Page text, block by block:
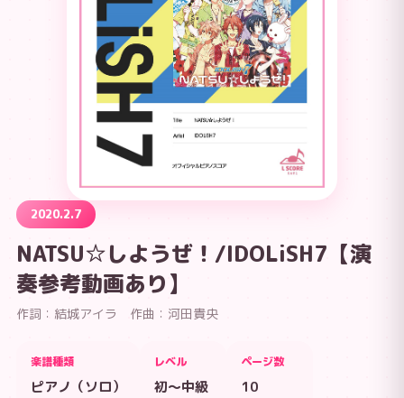
2020.2.7
NATSU☆しようぜ！/IDOLiSH7【演
奏参考動画あり】
作詞：結城アイラ 作曲：河田貴央
楽譜種類
ピアノ（ソロ）
レベル
初～中級
ページ数
10